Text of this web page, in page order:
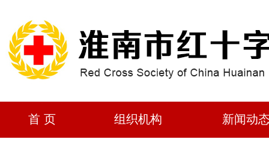
首 页 组织机构 新闻动